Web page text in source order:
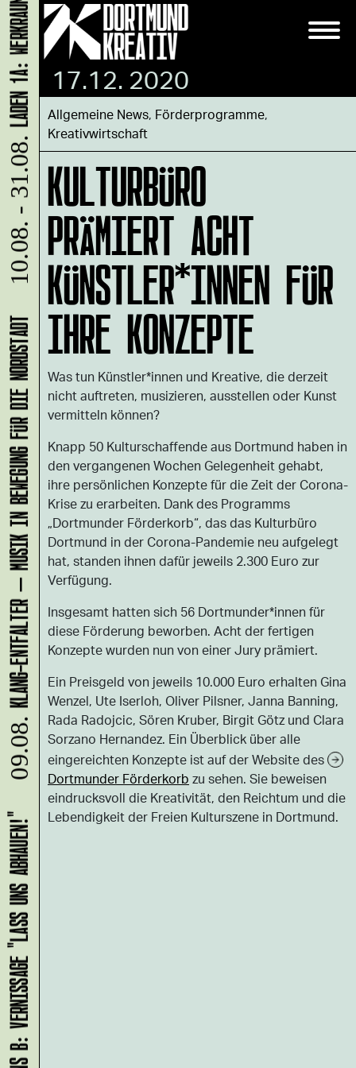
17.12. 2020
Allgemeine News, Förderprogramme,
Kreativwirtschaft
KULTURBÜRO
PRÄMIERT ACHT
KÜNSTLER*INNEN FÜR
IHRE KONZEPTE
Was tun Künstler*innen und Kreative, die derzeit
nicht auftreten, musizieren, ausstellen oder Kunst
vermitteln können?
Knapp 50 Kulturschaffende aus Dortmund haben in
den vergangenen Wochen Gelegenheit gehabt,
ihre persönlichen Konzepte für die Zeit der Corona-
Krise zu erarbeiten. Dank des Programms
„Dortmunder Förderkorb“, das das Kulturbüro
Dortmund in der Corona-Pandemie neu aufgelegt
hat, standen ihnen dafür jeweils 2.300 Euro zur
Verfügung.
Insgesamt hatten sich 56 Dortmunder*innen für
diese Förderung beworben. Acht der fertigen
Konzepte wurden nun von einer Jury prämiert.
Ein Preisgeld von jeweils 10.000 Euro erhalten Gina
Wenzel, Ute Iserloh, Oliver Pilsner, Janna Banning,
Rada Radojcic, Sören Kruber, Birgit Götz und Clara
Sorzano Hernandez. Ein Überblick über alle
eingereichten Konzepte ist auf der Website des
Dortmunder Förderkorb zu sehen. Sie beweisen
eindrucksvoll die Kreativität, den Reichtum und die
Lebendigkeit der Freien Kulturszene in Dortmund.
HANS B: VERNISSAGE "LASS UNS ABHAUEN!"
09.08.
KLANG-ENTFALTER – MUSIK IN BEWEGUNG FÜR DIE NORDSTADT
10.08. - 31.08.